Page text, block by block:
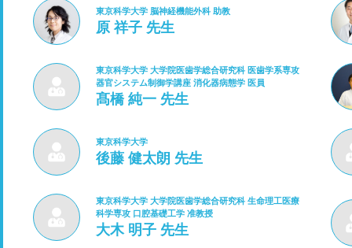
東京科学大学 脳神経機能外科 助教
原 祥子 先生
東京科学大学 大学院医歯学総合研究科 医歯学系専攻
器官システム制御学講座 消化器病態学 医員
髙橋 純一 先生
東京科学大学
後藤 健太朗 先生
東京科学大学 大学院医歯学総合研究科 生命理工医療
科学専攻 口腔基礎工学 准教授
大木 明子 先生